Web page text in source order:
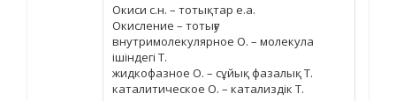
Окиси с.н. – тотықтар е.а.
Окисление – тотығу
внутримолекулярное О. – молекула
ішіндегі Т.
жидкофазное О. – сұйық фазалық Т.
каталитическое О. – катализдік Т.